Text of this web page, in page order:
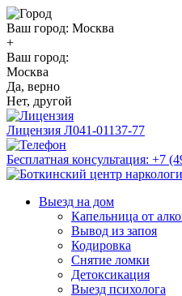
Ваш город: Москва
+
Ваш город:
Москва
Да, верно
Нет, другой
Лицензия Л041-01137-77
Бесплатная консультация: +7
Выезд на дом
Капельница от
Вывод из запоя
Кодировка
Снятие ломки
Детоксикация
Выезд психолога